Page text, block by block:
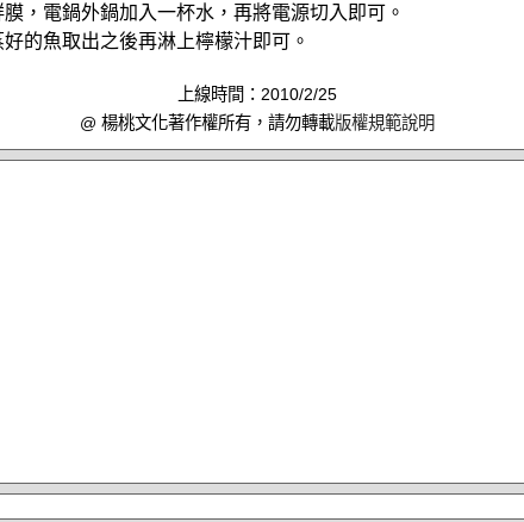
，電鍋外鍋加入一杯水，再將電源切入即可。
的魚取出之後再淋上檸檬汁即可。
上線時間：2010/2/25
@ 楊桃文化著作權所有，請勿轉載版權規範說明